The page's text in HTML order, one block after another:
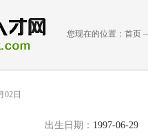
您现在的位置： 首页
02日
出生日期： 1997-06-29